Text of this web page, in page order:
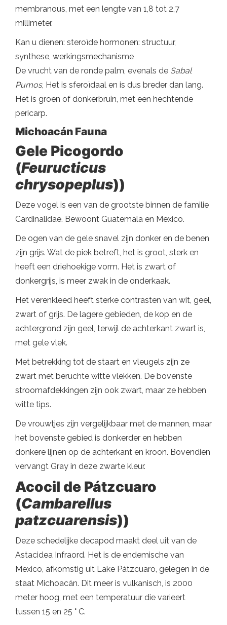
membranous, met een lengte van 1,8 tot 2,7
millimeter.
Kan u dienen: steroïde hormonen: structuur,
synthese, werkingsmechanisme
De vrucht van de ronde palm, evenals de Sabal
Pumos, Het is sferoïdaal en is dus breder dan lang.
Het is groen of donkerbruin, met een hechtende
pericarp.
Michoacán Fauna
Gele Picogordo
(Feuructicus
chrysopeplus))
Deze vogel is een van de grootste binnen de familie
Cardinalidae. Bewoont Guatemala en Mexico.
De ogen van de gele snavel zijn donker en de benen
zijn grijs. Wat de piek betreft, het is groot, sterk en
heeft een driehoekige vorm. Het is zwart of
donkergrijs, is meer zwak in de onderkaak.
Het verenkleed heeft sterke contrasten van wit, geel,
zwart of grijs. De lagere gebieden, de kop en de
achtergrond zijn geel, terwijl de achterkant zwart is,
met gele vlek.
Met betrekking tot de staart en vleugels zijn ze
zwart met beruchte witte vlekken. De bovenste
stroomafdekkingen zijn ook zwart, maar ze hebben
witte tips.
De vrouwtjes zijn vergelijkbaar met de mannen, maar
het bovenste gebied is donkerder en hebben
donkere lijnen op de achterkant en kroon. Bovendien
vervangt Gray in deze zwarte kleur.
Acocil de Pátzcuaro
(Cambarellus
patzcuarensis))
Deze schedelijke decapod maakt deel uit van de
Astacidea Infraord. Het is de endemische van
Mexico, afkomstig uit Lake Pátzcuaro, gelegen in de
staat Michoacán. Dit meer is vulkanisch, is 2000
meter hoog, met een temperatuur die varieert
tussen 15 en 25 ° C.